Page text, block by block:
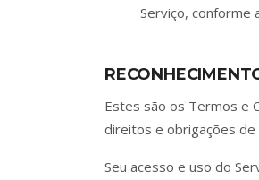
Serviço, conforme
Estes são os Termos e
direitos e obrigações de
Seu acesso e uso do